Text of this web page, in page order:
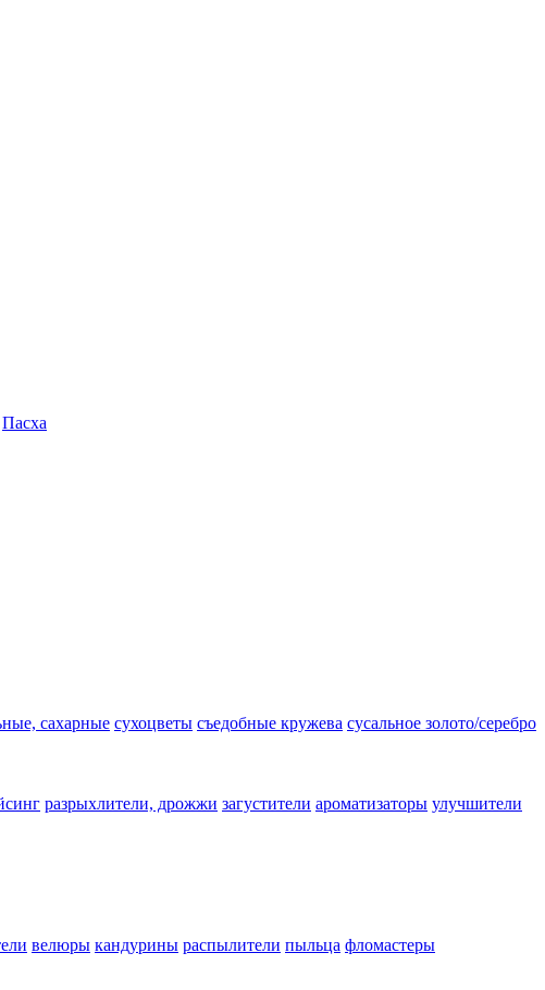
Пасха
сахарные сухоцветы съедобные кружева сусальное золото/серебро
разрыхлители, дрожжи загустители ароматизаторы улучшители
велюры кандурины распылители пыльца фломастеры